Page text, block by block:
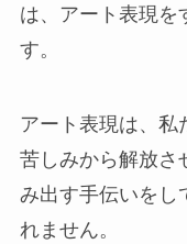
は、アート表現を
す。
アート表現は、私
苦しみから解放さ
み出す手伝いをし
れません。